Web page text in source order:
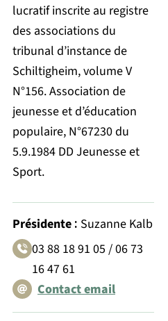
lucratif inscrite au registre
des associations du
tribunal d’instance de
Schiltigheim, volume V
N°156. Association de
jeunesse et d’éducation
populaire, N°67230 du
5.9.1984 DD Jeunesse et
Sport.
Présidente : Suzanne Kalb
03 88 18 91 05 / 06 73
16 47 61
Contact email